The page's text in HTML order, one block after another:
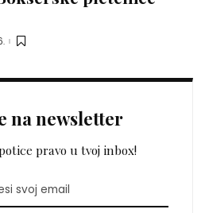
na newsletter
pravo u tvoj inbox!